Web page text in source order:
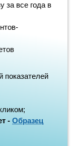
за все года в
показателей
- Образец